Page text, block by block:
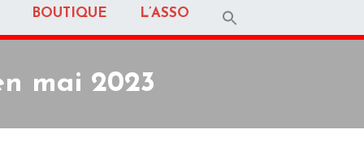
BOUTIQUE L’ASSO
mai 2023